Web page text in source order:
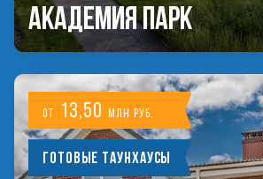
Академия Парк
от 13,50 млн руб.
Готовые таунхаусы